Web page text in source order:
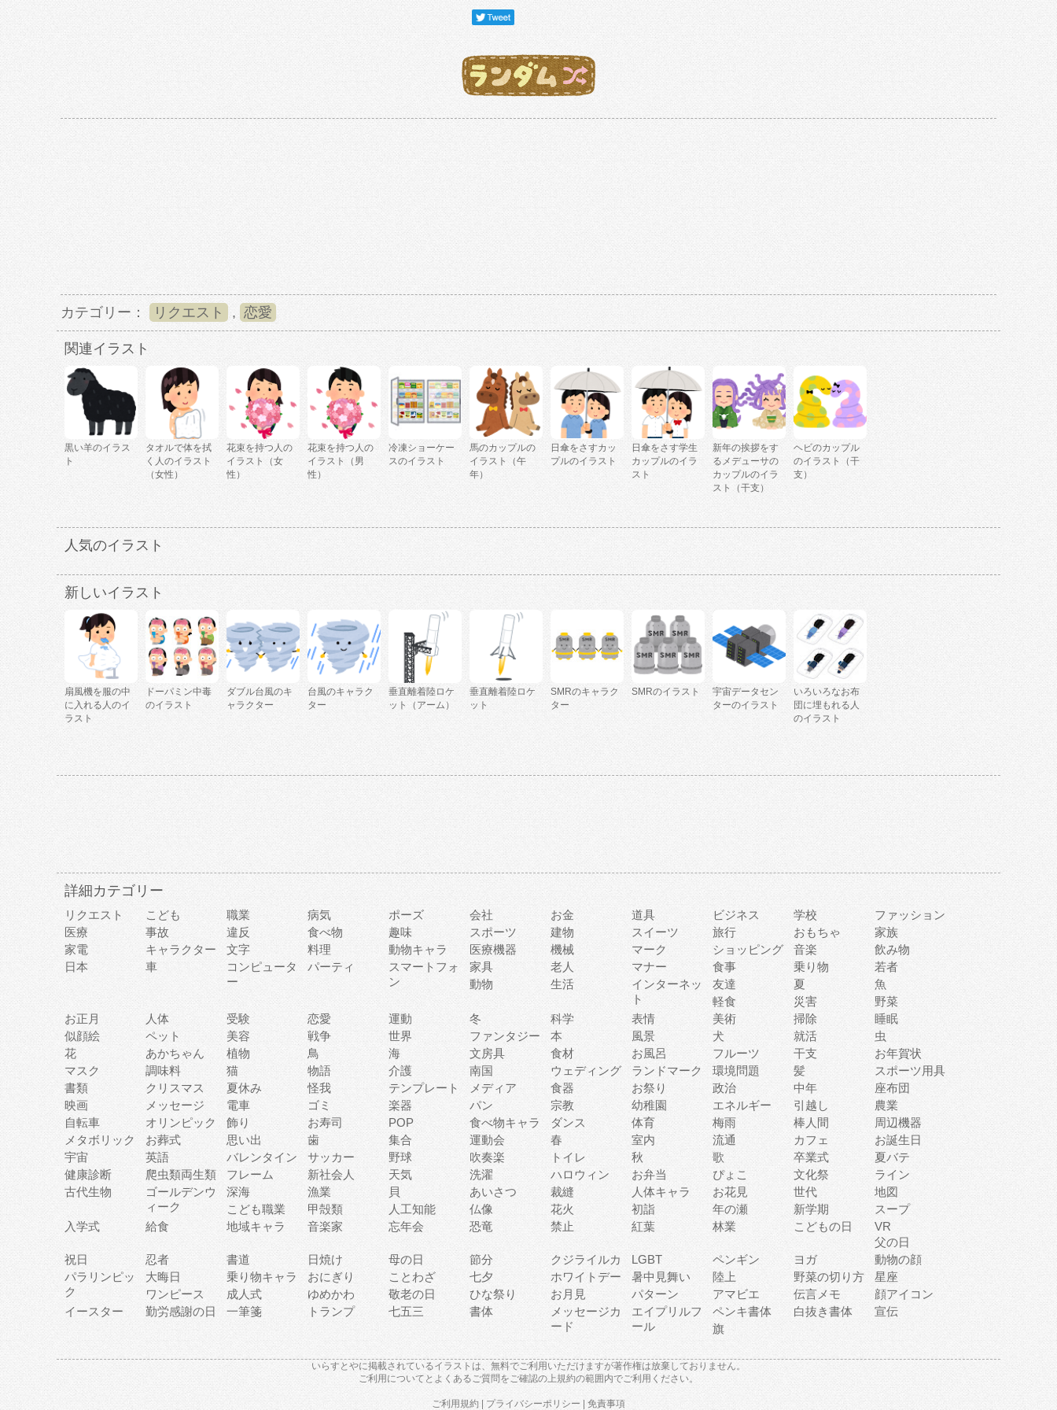
カテゴリー： リクエスト , 恋愛
関連イラスト
黒い羊のイラス
ト
タオルで体を拭
く人のイラスト
（女性）
花束を持つ人の
イラスト（女
性）
花束を持つ人の
イラスト（男
性）
冷凍ショーケー
スのイラスト
馬のカップルの
イラスト（午
年）
日傘をさすカッ
プルのイラスト
日傘をさす学生
カップルのイラ
スト
新年の挨拶をす
るメデューサの
カップルのイラ
スト（干支）
ヘビのカップル
のイラスト（干
支）
人気のイラスト
新しいイラスト
扇風機を服の中
に入れる人のイ
ラスト
ドーパミン中毒
のイラスト
ダブル台風のキ
ャラクター
台風のキャラク
ター
垂直離着陸ロケ
ット（アーム）
垂直離着陸ロケ
ット
SMRのキャラク
ター
SMRのイラスト
宇宙データセン
ターのイラスト
いろいろなお布
団に埋もれる人
のイラスト
詳細カテゴリー
リクエスト こども 職業 病気 ポーズ 会社 お金 道具 ビジネス 学校
ファッション
医療
事故 違反 食べ物 趣味 スポーツ 建物 スイーツ 旅行 おもちゃ
家族
家電
キャラクター 文字 料理 動物キャラ 医療機器 機械 マーク ショッピング 音楽
飲み物
日本
車
コンピュータ
ー
パーティ
スマートフォ
ン
家具 老人 マナー 食事 乗り物
若者
動物
生活
インターネッ
ト
友達 夏
魚
軽食
災害
野菜
お正月
人体 受験 恋愛 運動 冬 科学 表情 美術 掃除
睡眠
似顔絵
ペット 美容 戦争 世界 ファンタジー 本 風景 犬 就活
虫
花
あかちゃん 植物 鳥 海 文房具 食材 お風呂 フルーツ 干支
お年賀状
マスク
調味料 猫 物語 介護 南国 ウェディング ランドマーク 環境問題 髪
スポーツ用具
書類
クリスマス 夏休み 怪我 テンプレート メディア 食器 お祭り 政治 中年
座布団
映画
メッセージ 電車 ゴミ 楽器 パン 宗教 幼稚園 エネルギー 引越し
農業
自転車
オリンピック 飾り お寿司 POP 食べ物キャラ ダンス 体育 梅雨 棒人間
周辺機器
メタボリック
お葬式 思い出 歯 集合 運動会 春 室内 流通 カフェ
お誕生日
宇宙
英語 バレンタイン サッカー 野球 吹奏楽 トイレ 秋 歌 卒業式
夏バテ
健康診断
爬虫類両生類 フレーム 新社会人 天気 洗濯 ハロウィン お弁当 ぴょこ 文化祭
ライン
古代生物
ゴールデンウ
ィーク
深海 漁業 貝 あいさつ 裁縫 人体キャラ お花見 世代
地図
こども職業
甲殻類 人工知能 仏像 花火 初詣 年の瀬 新学期
スープ
入学式
給食 地域キャラ 音楽家 忘年会 恐竜 禁止 紅葉 林業 こどもの日
VR
父の日
祝日
忍者 書道 日焼け 母の日 節分 クジライルカ LGBT ペンギン ヨガ
動物の顔
パラリンピッ
ク
大晦日 乗り物キャラ おにぎり ことわざ 七夕 ホワイトデー 暑中見舞い 陸上 野菜の切り方
星座
ワンピース
成人式 ゆめかわ 敬老の日 ひな祭り お月見 パターン アマビエ 伝言メモ
顔アイコン
イースター
勤労感謝の日 一筆箋 トランプ 七五三 書体
メッセージカ
ード
エイプリルフ
ール
ペンキ書体 白抜き書体
宣伝
旗
いらすとやに掲載されているイラストは、無料でご利用いただけますが著作権は放棄しておりません。
ご利用について とよくあるご質問をご確認の上規約の範囲内でご利用ください。
ご利用規約 プライバシーポリシー 免責事項